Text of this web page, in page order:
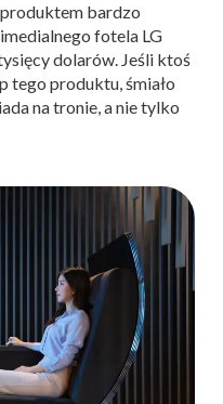
bardzo
fotela LG
dolarów. Jeśli ktoś
tego produktu, śmiało
na tronie, a nie tylko